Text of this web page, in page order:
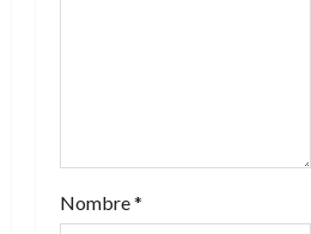
r
a
Nombre*